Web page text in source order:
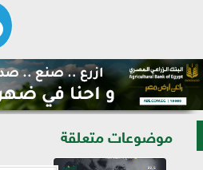
موضوعات متعلقة